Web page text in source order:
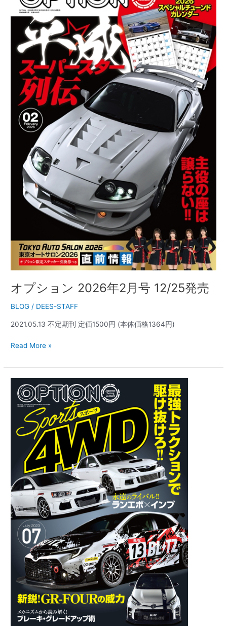
オプション 2026年2月号 12/25発売
BLOG / DEES-STAFF
2021.05.13 不定期刊 定価1500円 (本体価格1364円)
ョ
2026
年
12/25
Read More »
プ
シ
ン
2023
号
5/25
発
売